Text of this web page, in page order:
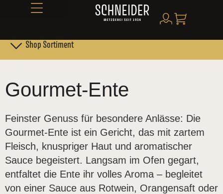
Shop Sortiment
Gourmet-Ente
Feinster Genuss für besondere Anlässe: Die
Gourmet-Ente ist ein Gericht, das mit zartem
Fleisch, knuspriger Haut und aromatischer
Sauce begeistert. Langsam im Ofen gegart,
entfaltet die Ente ihr volles Aroma – begleitet
von einer Sauce aus Rotwein, Orangensaft oder